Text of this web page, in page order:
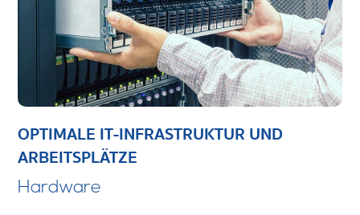
OPTIMALE IT-INFRASTRUKTUR UND
ARBEITSPLÄTZE
Hardware